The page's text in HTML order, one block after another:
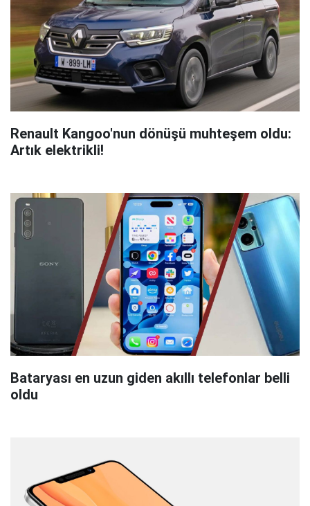
Renault Kangoo'nun dönüşü muhteşem oldu:
Artık elektrikli!
Bataryası en uzun giden akıllı telefonlar belli
oldu